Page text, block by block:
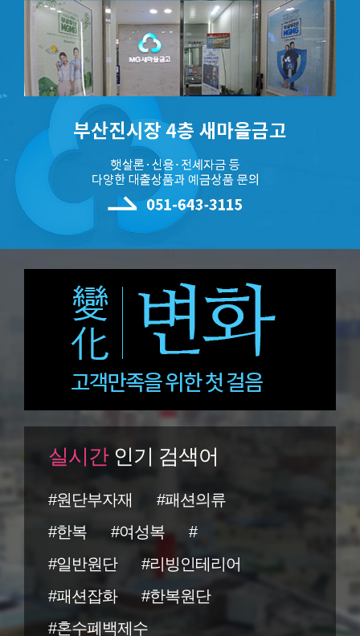
실시간인기 검색어
#원단부자재
#패션의류
#한복
#여성복
#
#일반원단
#리빙인테리어
#패션잡화
#한복원단
#혼수폐백제수